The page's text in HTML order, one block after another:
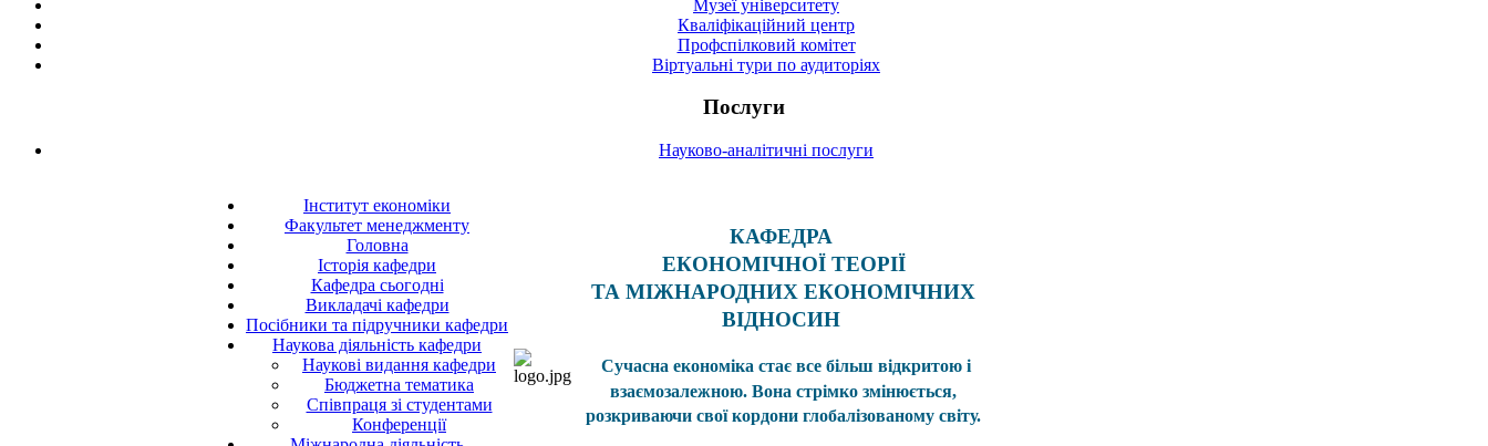
Музеї університету
Кваліфікаційний центр
Профспілковий комітет
Віртуальні тури по аудиторіях
Послуги
Науково-аналітичні послуги
Інститут економіки
Факультет менеджменту
Головна
Історія кафедри
Кафедра сьогодні
Викладачі кафедри
Посібники та підручники кафедри
Наукова діяльність кафедри
Наукові видання кафедри
Бюджетна тематика
Співпраця зі студентами
Конференції
КАФЕДРА
ЕКОНОМІЧНОЇ ТЕОРІЇ
ТА МІЖНАРОДНИХ ЕКОНОМІЧНИХ
ВІДНОСИН
Сучасна економіка стає все більш відкритою і
взаємозалежною. Вона стрімко змінюється,
розкриваючи свої кордони глобалізованому світу.